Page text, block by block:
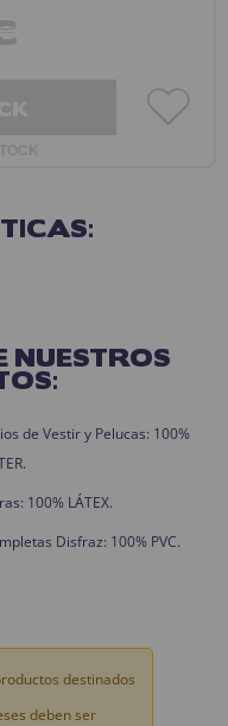
NUESTROS
de Vestir y Pelucas: 100%
100% LÁTEX.
Disfraz: 100% PVC.
destinados
deben ser